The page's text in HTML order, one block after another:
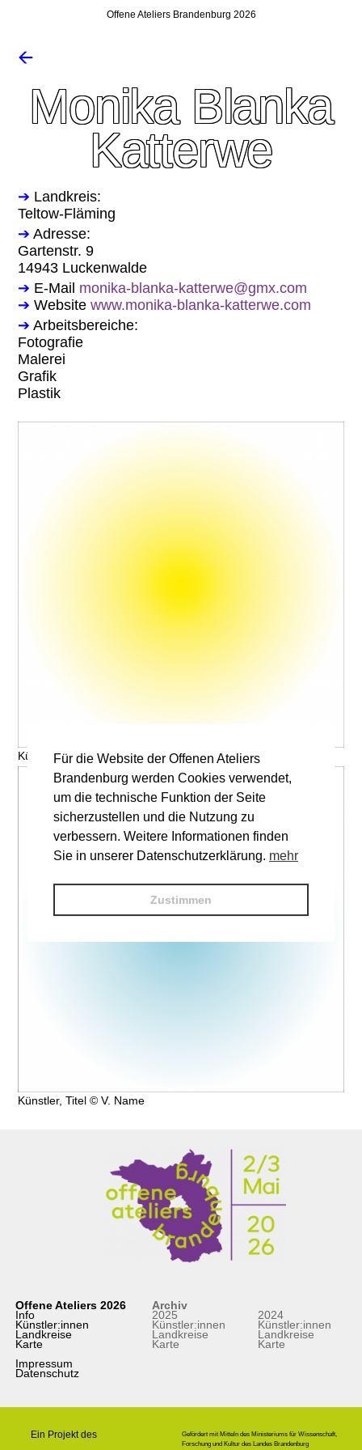
Offene Ateliers Brandenburg 2026
🡨
Monika Blanka
Katterwe
➔ Landkreis:
Teltow-Fläming
➔ Adresse:
Gartenstr. 9
14943 Luckenwalde
➔ E-Mail monika-blanka-katterwe@gmx.com
➔ Websitewww.monika-blanka-katterwe.com
➔ Arbeitsbereiche:
Fotografie
Malerei
Grafik
Plastik
Künstler, Titel © V. Name
Künstler, Titel © V. Name
Offene Ateliers 2026
Info
Künstler:innen
Landkreise
Karte
Impressum
Datenschutz
Archiv
2025
Künstler:innen
Landkreise
Karte
2024
Künstler:innen
Landkreise
Karte
Ein Projekt des
Gefördert mit Mitteln des Ministeriums für Wissenschaft,
Forschung und Kultur des Landes Brandenburg
Für die Website der Offenen Ateliers
Brandenburg werden Cookies verwendet,
um die technische Funktion der Seite
sicherzustellen und die Nutzung zu
verbessern. Weitere Informationen finden
Sie in unserer Datenschutzerklärung. mehr
Zustimmen